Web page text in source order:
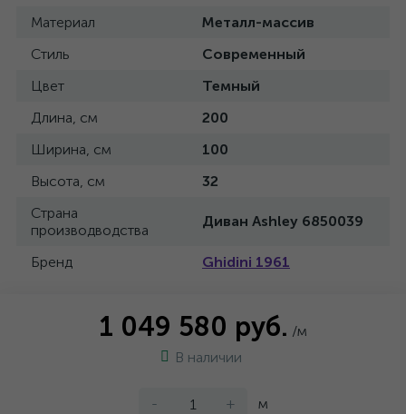
Материал
Металл-массив
Стиль
Современный
Цвет
Темный
Длина, см
200
Ширина, см
100
Высота, см
32
Страна
производводства
Диван Ashley 6850039
Бренд Ghidini 1961
1 049 580 руб. /м
В наличии
- + м